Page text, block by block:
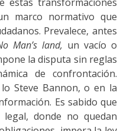
marco normativo que
Prevalece, antes
Man’s land, un vacío o
la disputa sin reglas
de confrontación.
Steve Bannon, o en la
Es sabido que
donde no quedan